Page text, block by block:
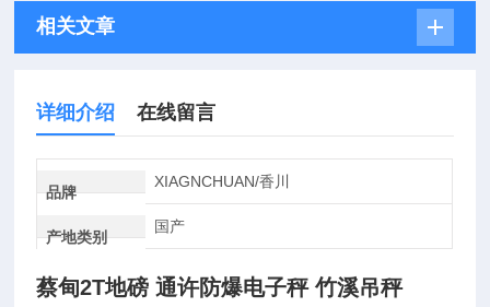
相关文章
详细介绍 在线留言
品牌
XIAGNCHUAN/香川
产地类别
国产
蔡甸2T地磅 通许防爆电子秤 竹溪吊秤